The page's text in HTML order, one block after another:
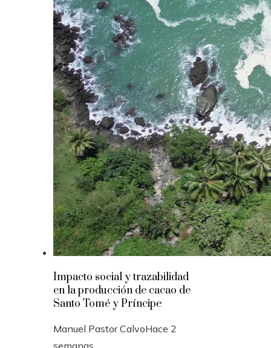
Impacto social y trazabilidad
en la producción de cacao de
Santo Tomé y Príncipe
Manuel Pastor CalvoHace 2
semanas